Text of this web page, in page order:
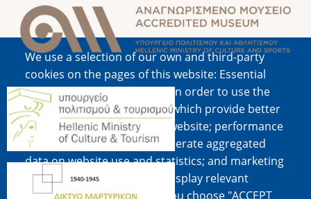
We use a selection of our own and third-party
cookies on the pages of this website: Essential
cookies, which are required in order to use the
website; functional cookies, which provide better
easy of use when using the website; performance
cookies, which we use to generate aggregated
data on website use and statistics; and marketing
cookies, which are used to display relevant
content and advertising. If you choose "ACCEPT
Image
Image